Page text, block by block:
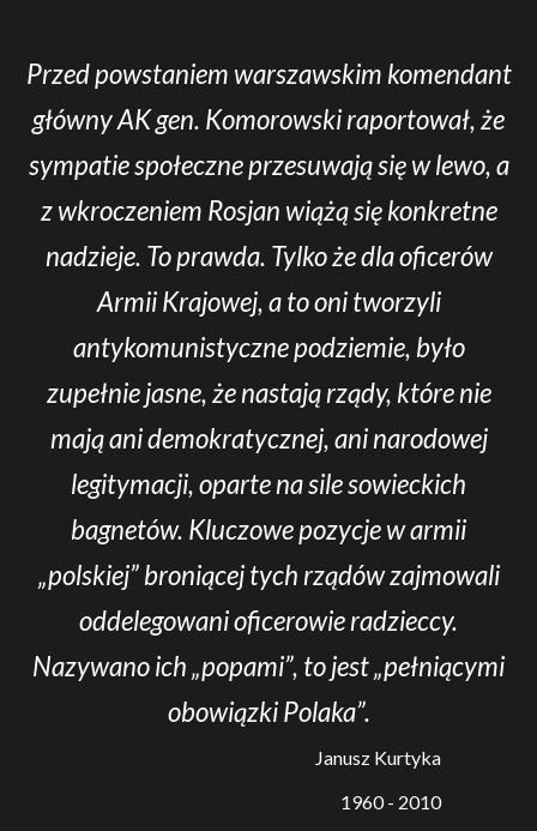
Przed powstaniem warszawskim komendant
główny AK gen. Komorowski raportował, że
sympatie społeczne przesuwają się w lewo, a
z wkroczeniem Rosjan wiążą się konkretne
nadzieje. To prawda. Tylko że dla oficerów
Armii Krajowej, a to oni tworzyli
antykomunistyczne podziemie, było
zupełnie jasne, że nastają rządy, które nie
mają ani demokratycznej, ani narodowej
legitymacji, oparte na sile sowieckich
bagnetów. Kluczowe pozycje w armii
„polskiej” broniącej tych rządów zajmowali
oddelegowani oficerowie radzieccy.
Nazywano ich „popami”, to jest „pełniącymi
obowiązki Polaka”.
Janusz Kurtyka
1960 - 2010